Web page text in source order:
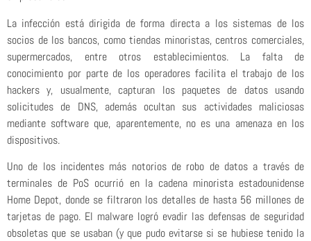
La infección está dirigida de forma directa a los sistemas de los
socios de los bancos, como tiendas minoristas, centros comerciales,
supermercados, entre otros establecimientos. La falta de
conocimiento por parte de los operadores facilita el trabajo de los
hackers y, usualmente, capturan los paquetes de datos usando
solicitudes de DNS, además ocultan sus actividades maliciosas
mediante software que, aparentemente, no es una amenaza en los
dispositivos.
Uno de los incidentes más notorios de robo de datos a través de
terminales de PoS ocurrió en la cadena minorista estadounidense
Home Depot, donde se filtraron los detalles de hasta 56 millones de
tarjetas de pago. El malware logró evadir las defensas de seguridad
obsoletas que se usaban (y que pudo evitarse si se hubiese tenido la